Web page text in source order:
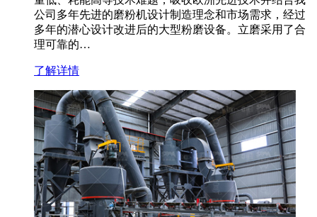
公司多年先进的磨粉机设计制造理念和市场需求，经过
多年的潜心设计改进后的大型粉磨设备。立磨采用了合
理可靠的…
了解详情